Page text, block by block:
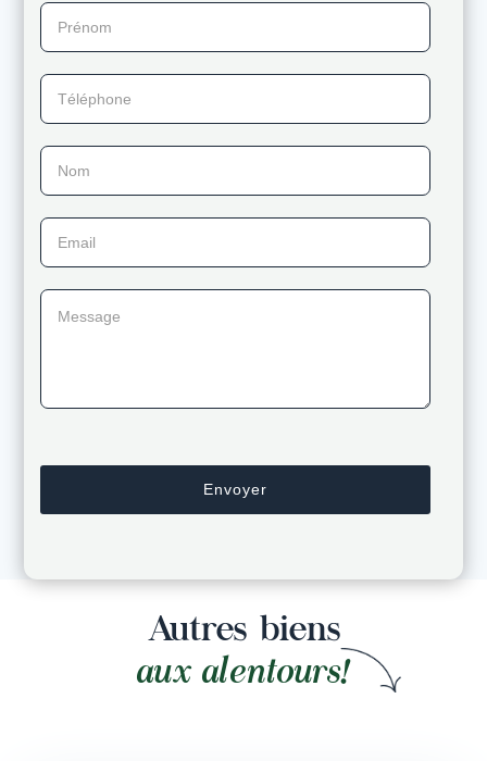
Prénom
Téléphone
Nom
Email
Message
Autres biens
aux alentours!